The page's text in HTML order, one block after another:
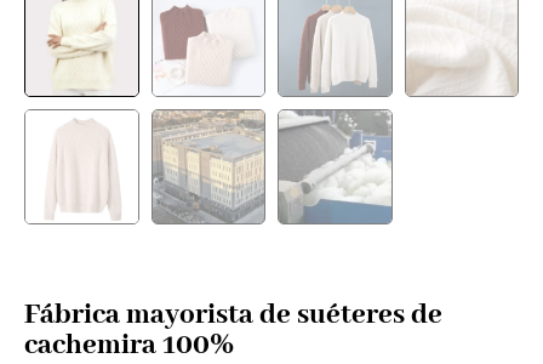
Fábrica mayorista de suéteres de
cachemira 100%